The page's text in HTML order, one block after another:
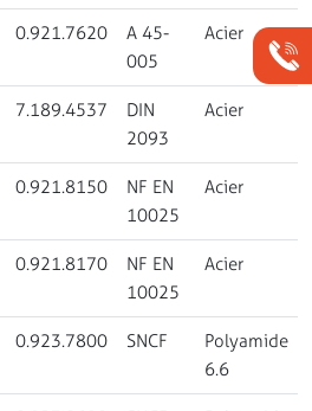
0.921.7620
A 45-
005
Acier
7.189.4537
DIN
2093
Acier
0.921.8150
NF EN
10025
Acier
0.921.8170
NF EN
10025
Acier
0.923.7800 SNCF
Polyamide
6.6